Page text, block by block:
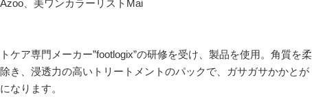
、美ワンカラーリストMai
ケア専門メーカー”footlogix”の研修を受け、製品を使用。角質を柔
き、浸透力の高いトリートメントのパックで、ガサガサかかとが
なります。